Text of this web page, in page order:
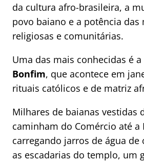
da cultura afro-brasileira, a
povo baiano e a potência das
religiosas e comunitárias.
Uma das mais conhecidas é a
Bonfim, que acontece em
rituais católicos e de matriz
Milhares de baianas vestidas
caminham do Comércio até
carregando jarros de água de
as escadarias do templo, um